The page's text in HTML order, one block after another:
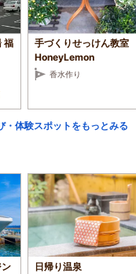
福
手づくりせっけん教室
HoneyLemon
香水作り
・体験スポットをもっとみる
日帰り温泉